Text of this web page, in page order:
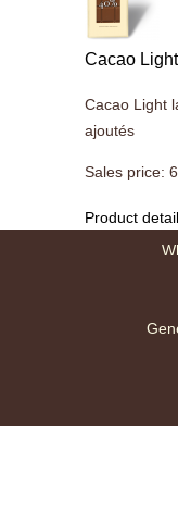
Cacao
Cacao Light
ajoutés
Sales price:
Product